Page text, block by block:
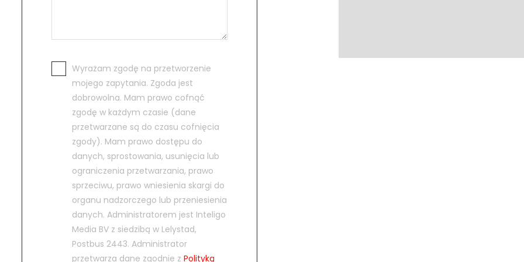
Wyrażam zgodę na przetworzenie
mojego zapytania. Zgoda jest
dobrowolna. Mam prawo cofnąć
zgodę w każdym czasie (dane
przetwarzane są do czasu cofnięcia
zgody). Mam prawo dostępu do
danych, sprostowania, usunięcia lub
ograniczenia przetwarzania, prawo
sprzeciwu, prawo wniesienia skargi do
organu nadzorczego lub przeniesienia
danych. Administratorem jest Inteligo
Media BV z siedzibą w Lelystad,
Postbus 2443. Administrator
przetwarza dane zgodnie z Polityką